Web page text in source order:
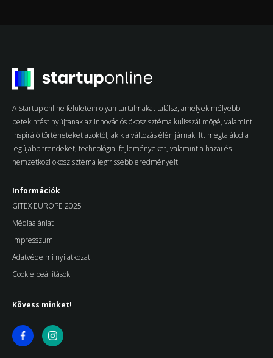
A Startup online felületein olyan tartalmakat találsz, amelyek mélyebb
betekintést nyújtanak az innovációs ökoszisztéma kulisszái mögé, valamint
inspiráló történeteket azoktól, akik a változás élén járnak. Itt megtalálod a
legújabb trendeket, technológiai fejleményeket, valamint a hazai és
nemzetközi ökoszisztéma legfrissebb eredményeit.
Információk
GITEX EUROPE 2025
Médiaajánlat
Impresszum
Adatvédelmi nyilatkozat
Cookie beállítások
Kövess minket!